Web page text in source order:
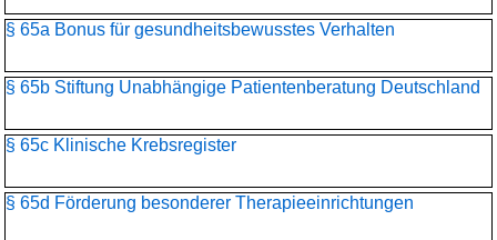
§ 65a Bonus für gesundheitsbewusstes Verhalten
§ 65b Stiftung Unabhängige Patientenberatung Deutschland
§ 65c Klinische Krebsregister
§ 65d Förderung besonderer Therapieeinrichtungen